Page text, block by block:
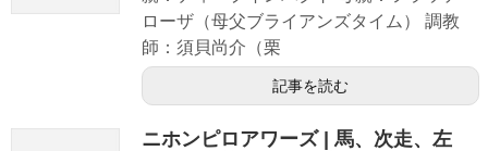
ローザ（母父ブライアンズタイム） 調教
師：須貝尚介（栗
記事を読む
ニホンピロアワーズ | 馬、次走、左